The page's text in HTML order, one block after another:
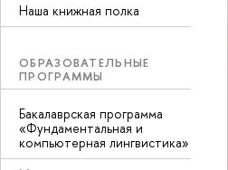
Наша книжная полка
ОБРАЗОВАТЕЛЬНЫЕ
ПРОГРАММЫ
Бакалаврская программа
«Фундаментальная и
компьютерная лингвистика»